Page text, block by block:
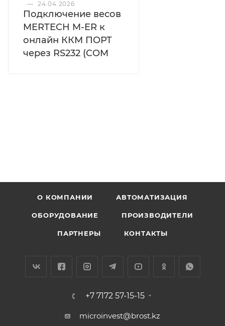
— 24.04.2026
Подключение весов
MERTECH M-ER к
онлайн ККМ ПОРТ
через RS232 (COM
О КОМПАНИИ АВТОМАТИЗАЦИЯ
ОБОРУДОВАНИЕ ПРОИЗВОДИТЕЛИ
ПАРТНЕРЫ КОНТАКТЫ
+7 7172 57-15-15
microinvest@brost.kz